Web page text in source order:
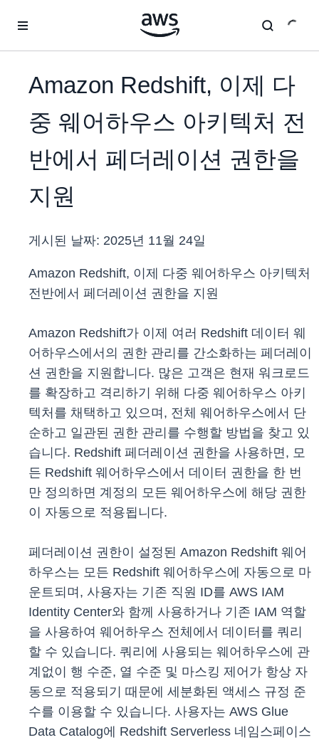
Amazon Redshift, 이제 다
중 웨어하우스 아키텍처 전
반에서 페더레이션 권한을
지원
게시된 날짜: 2025년 11월 24일
Amazon Redshift, 이제 다중 웨어하우스 아키텍처
전반에서 페더레이션 권한을 지원
Amazon Redshift가 이제 여러 Redshift 데이터 웨
어하우스에서의 권한 관리를 간소화하는 페더레이
션 권한을 지원합니다. 많은 고객은 현재 워크로드
를 확장하고 격리하기 위해 다중 웨어하우스 아키
텍처를 채택하고 있으며, 전체 웨어하우스에서 단
순하고 일관된 권한 관리를 수행할 방법을 찾고 있
습니다. Redshift 페더레이션 권한을 사용하면, 모
든 Redshift 웨어하우스에서 데이터 권한을 한 번
만 정의하면 계정의 모든 웨어하우스에 해당 권한
이 자동으로 적용됩니다.
페더레이션 권한이 설정된 Amazon Redshift 웨어
하우스는 모든 Redshift 웨어하우스에 자동으로 마
운트되며, 사용자는 기존 직원 ID를 AWS IAM
Identity Center와 함께 사용하거나 기존 IAM 역할
을 사용하여 웨어하우스 전체에서 데이터를 쿼리
할 수 있습니다. 쿼리에 사용되는 웨어하우스에 관
계없이 행 수준, 열 수준 및 마스킹 제어가 항상 자
동으로 적용되기 때문에 세분화된 액세스 규정 준
수를 이용할 수 있습니다. 사용자는 AWS Glue
Data Catalog에 Redshift Serverless 네임스페이스